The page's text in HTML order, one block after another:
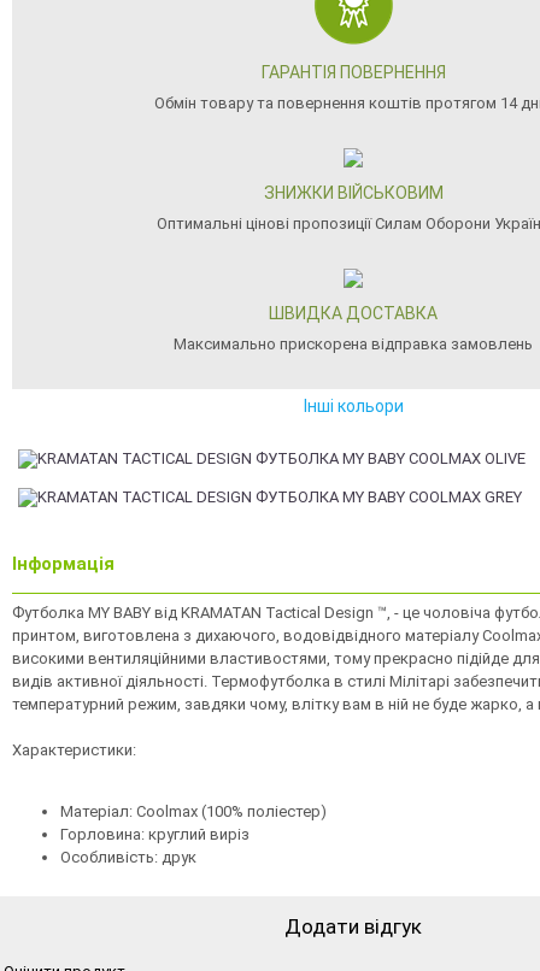
ГАРАНТІЯ ПОВЕРНЕННЯ
Обмін товару та повернення коштів протягом 14
ЗНИЖКИ ВІЙСЬКОВИМ
Оптимальні цінові пропозиції Силам Оборони
ШВИДКА ДОСТАВКА
Максимально прискорена відправка замовлень
Інші кольори
Інформація
Футболка MY BABY від KRAMATAN Tactical Design ™, - це чоловіча
принтом, виготовлена з дихаючого, водовідвідного матеріалу
високими вентиляційними властивостями, тому прекрасно підійде
видів активної діяльності. Термофутболка в стилі Мілітарі
температурний режим, завдяки чому, влітку вам в ній не буде жарко,
Характеристики:
Матеріал: Coolmax (100% поліестер)
Горловина: круглий виріз
Особливість: друк
Додати відгук